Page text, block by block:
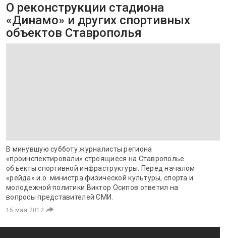
О реконструкции стадиона
«Динамо» и других спортивных
объектов Ставрополья
В минувшую субботу журналисты региона
«проинспектировали» строящиеся на Ставрополье
объекты спортивной инфраструктуры. Перед началом
«рейда» и.о. министра физической культуры, спорта и
молодежной политики Виктор Осипов ответил на
вопросы представителей СМИ.
15 мая 2012